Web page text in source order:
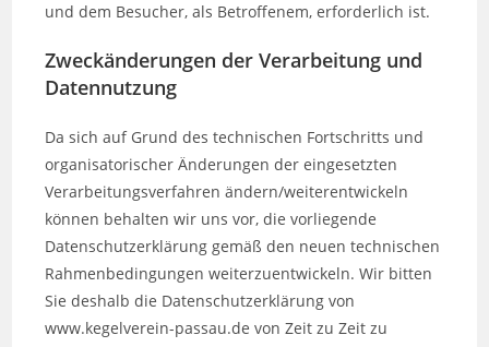
und dem Besucher, als Betroffenem, erforderlich ist.
Zweckänderungen der Verarbeitung und
Datennutzung
Da sich auf Grund des technischen Fortschritts und
organisatorischer Änderungen der eingesetzten
Verarbeitungsverfahren ändern/weiterentwickeln
können behalten wir uns vor, die vorliegende
Datenschutzerklärung gemäß den neuen technischen
Rahmenbedingungen weiterzuentwickeln. Wir bitten
Sie deshalb die Datenschutzerklärung von
www.kegelverein-passau.de von Zeit zu Zeit zu